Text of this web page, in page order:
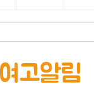
여고알림